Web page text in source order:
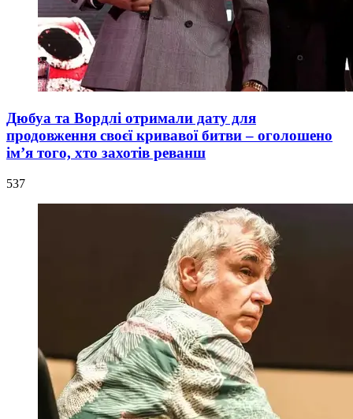
Дюбуа та Вордлі отримали дату для
продовження своєї кривавої битви – оголошено
ім’я того, хто захотів реванш
537